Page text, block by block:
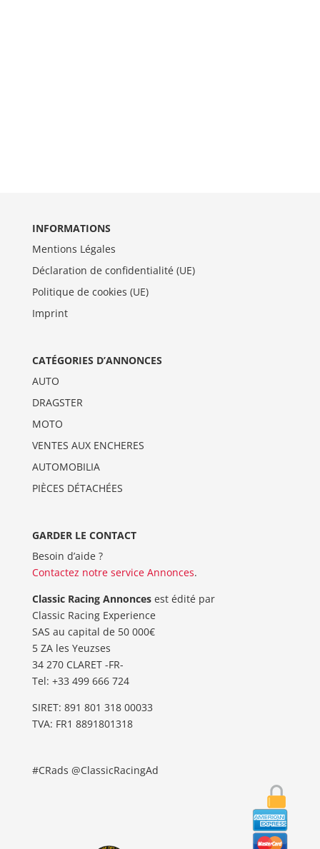
INFORMATIONS
Mentions Légales
Déclaration de confidentialité (UE)
Politique de cookies (UE)
Imprint
CATÉGORIES D’ANNONCES
AUTO
DRAGSTER
MOTO
VENTES AUX ENCHERES
AUTOMOBILIA
PIÈCES DÉTACHÉES
GARDER LE CONTACT
Besoin d’aide ?
Contactez notre service Annonces.
Classic Racing Annoncesest édité par
Classic Racing Experience
SAS au capital de 50 000€
5 ZA les Yeuzses
34 270 CLARET -FR-
Tel: ‭+33 499 666 724‬
SIRET: 891 801 318 00033
TVA: FR1 8891801318
#CRads @ClassicRacingAd